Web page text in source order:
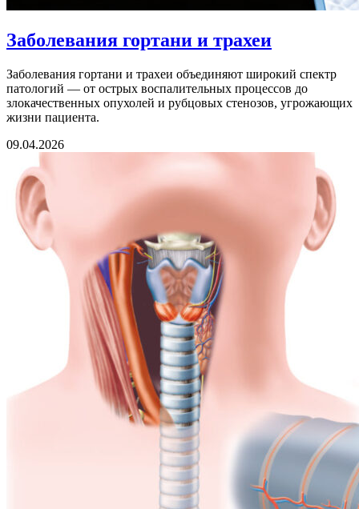
Заболевания гортани и трахеи
Заболевания гортани и трахеи объединяют широкий спектр
патологий — от острых воспалительных процессов до
злокачественных опухолей и рубцовых стенозов, угрожающих
жизни пациента.
09.04.2026